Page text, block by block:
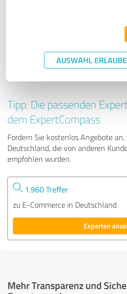
AUSWAHL
5.00 von 5
Tipp: Die passenden
dem ExpertCompass
Fordern Sie kostenlos Angebote
Deutschland, die von anderen
empfohlen wurden.
1.960 Treffer
zu E-Commerce in Deutschland
Experten
Mehr Transparenz und